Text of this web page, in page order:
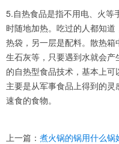
5.自热食品是指不用电、火等
时随地加热。吃过的人都知
热袋，另一层是配料。散热箱
生石灰等，只要遇到水就会
的自热型食品技术，基本上
主要是从军事食品上得到的
速食的食物。
上一篇： 煮火锅的锅用什么锅